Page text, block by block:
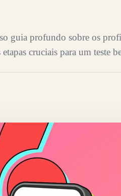
guia profundo sobre os
cruciais para um teste